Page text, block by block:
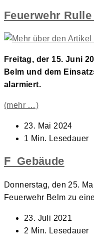
Feuerwehr
Freitag, der 15. Juni
Belm und dem
alarmiert.
(mehr …)
Beitrag
veröffentlicht:
23. Mai 2024
Lesedauer:
1 Min. Lesedauer
F_Gebäude
Donnerstag, den 25.
Feuerwehr Belm zu
Beitrag
veröffentlicht:
23. Juli 2021
Lesedauer:
2 Min. Lesedauer